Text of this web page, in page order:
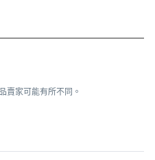
賣家可能有所不同。